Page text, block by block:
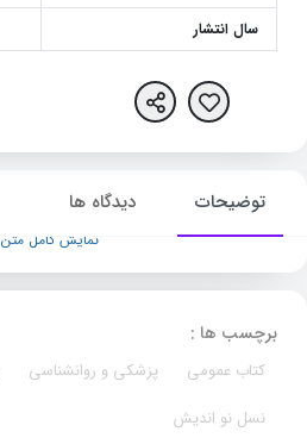
سال انتشار
توضیحات دیدگاه ها
نمایش کامل متن
برچسب ها :
کتاب عمومی پزشکی و روانشناسی
نسل نو اندیش